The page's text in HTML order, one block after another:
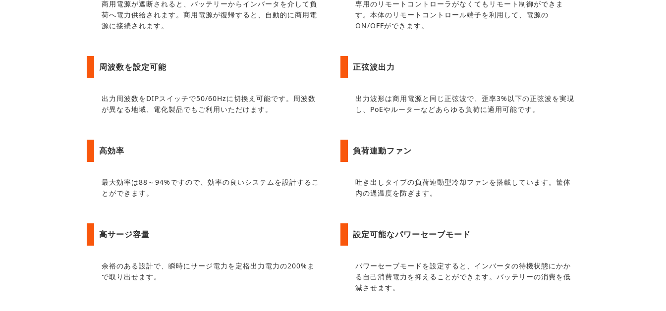
商用電源が遮断されると、バッテリーからインバータを介して負
荷へ電力供給されます。商用電源が復帰すると、自動的に商用電
源に接続されます。
専用のリモートコントローラがなくてもリモート制御ができま
す。本体のリモートコントロール端子を利用して、電源の
ON/OFFができます。
周波数を設定可能
出力周波数をDIPスイッチで50/60Hzに切換え可能です。周波数
が異なる地域、電化製品でもご利用いただけます。
正弦波出力
出力波形は商用電源と同じ正弦波で、歪率3%以下の正弦波を実現
し、PoEやルーターなどあらゆる負荷に適用可能です。
高効率
最大効率は88～94%ですので、効率の良いシステムを設計するこ
とができます。
負荷連動ファン
吐き出しタイプの負荷連動型冷却ファンを搭載しています。筐体
内の過温度を防ぎます。
高サージ容量
余裕のある設計で、瞬時にサージ電力を定格出力電力の200%ま
で取り出せます。
設定可能なパワーセーブモード
パワーセーブモードを設定すると、インバータの待機状態にかか
る自己消費電力を抑えることができます。バッテリーの消費を低
減させます。